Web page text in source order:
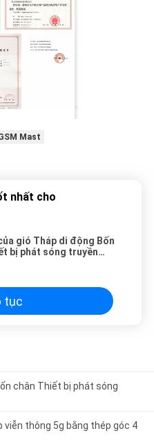
Mast
nhất cho
gió Tháp di động Bốn
bị phát sóng truyền
tục
chân Thiết bị phát sóng
thông 5g bằng thép góc 4